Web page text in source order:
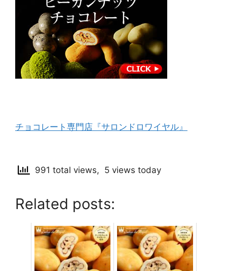
チョコレート専門店『サロンドロワイヤル』
991 total views, 5 views today
Related posts: